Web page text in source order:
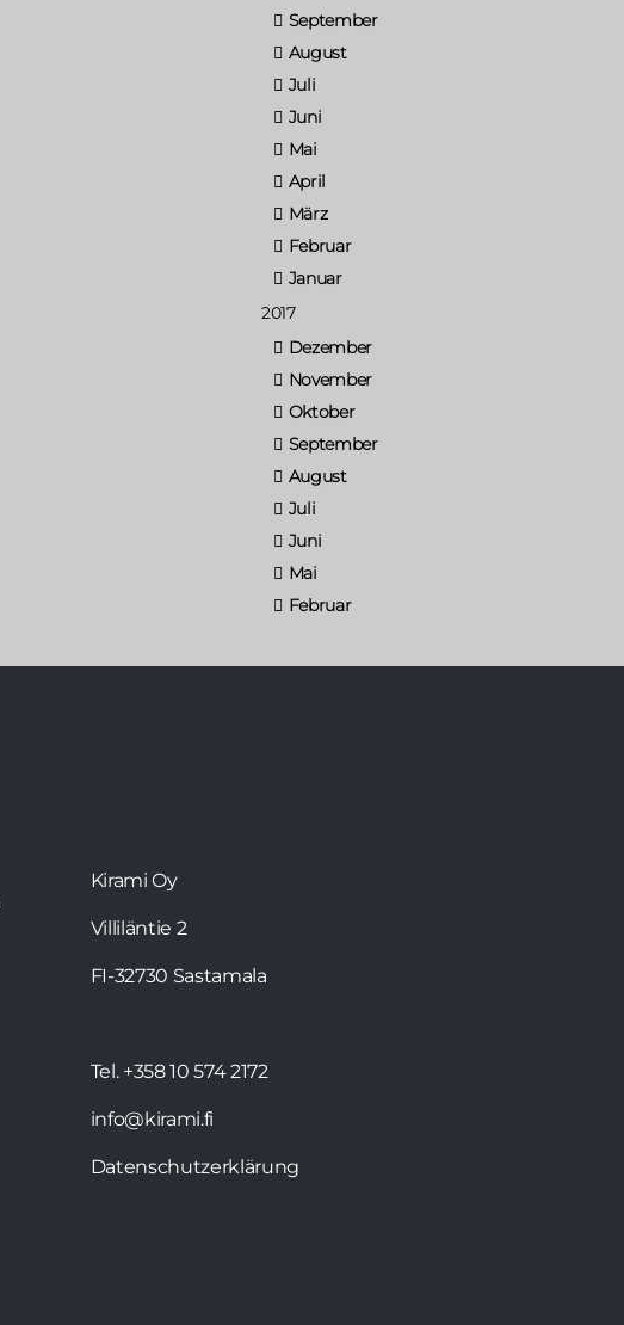
September
August
Juli
Juni
Mai
April
März
Februar
Januar
2017
Dezember
November
Oktober
September
August
Juli
Juni
Mai
Februar
Kirami Oy
Villiläntie 2
FI-32730 Sastamala
Tel. +358 10 574 2172
info@kirami.fi
Datenschutzerklärung